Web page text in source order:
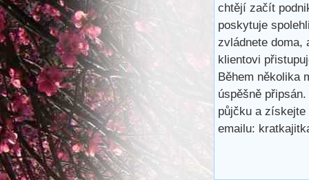
chtějí začít
poskytuje
zvládnete doma,
klientovi
Během několika
úspěšně
půjčku a získejte
emailu: